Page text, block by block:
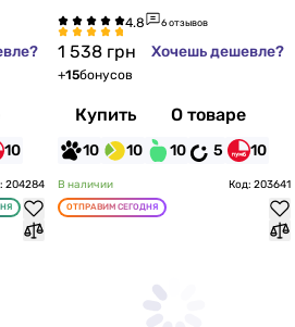
10
6 отзывов
1 538 грн Хочешь дешевле?
+15бонусов
Купить О товаре
10 10 10 5 10
204284 В наличии Код: 203641
ОТПРАВИМ СЕГОДНЯ